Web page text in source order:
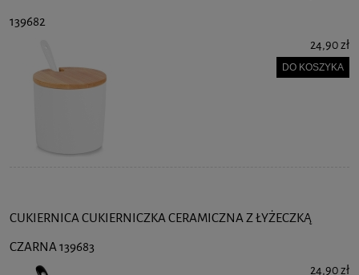
139682
24,90 zł
DO KOSZYKA
CUKIERNICA CUKIERNICZKA CERAMICZNA Z ŁYŻECZKĄ
CZARNA 139683
24,90 zł